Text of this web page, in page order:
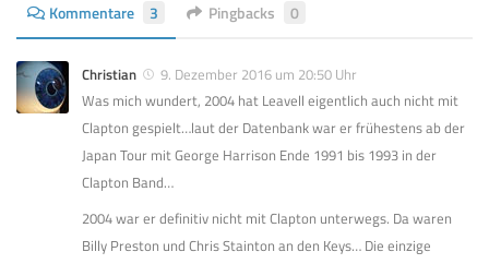
Kommentare 3 Pingbacks 0
Christian
9. Dezember 2016 um 20:50 Uhr
Was mich wundert, 2004 hat Leavell eigentlich auch nicht mit
Clapton gespielt…laut der Datenbank war er frühestens ab der
Japan Tour mit George Harrison Ende 1991 bis 1993 in der
Clapton Band…
2004 war er definitiv nicht mit Clapton unterwegs. Da waren
Billy Preston und Chris Stainton an den Keys… Die einzige